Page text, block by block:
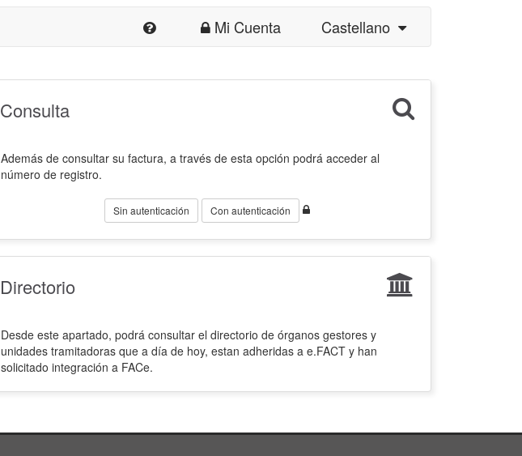
Mi Cuenta Castellano
Consulta
Además de consultar su factura, a través de esta opción podrá acceder al
número de registro.
Sin autenticación Con autenticación
Directorio
Desde este apartado, podrá consultar el directorio de órganos gestores y
unidades tramitadoras que a día de hoy, estan adheridas a e.FACT y han
solicitado integración a FACe.